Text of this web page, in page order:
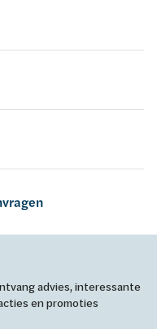
advies, interessante
en promoties